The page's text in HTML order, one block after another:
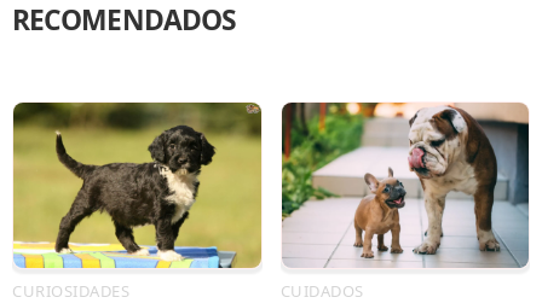
RECOMENDADOS
CURIOSIDADES CUIDADOS